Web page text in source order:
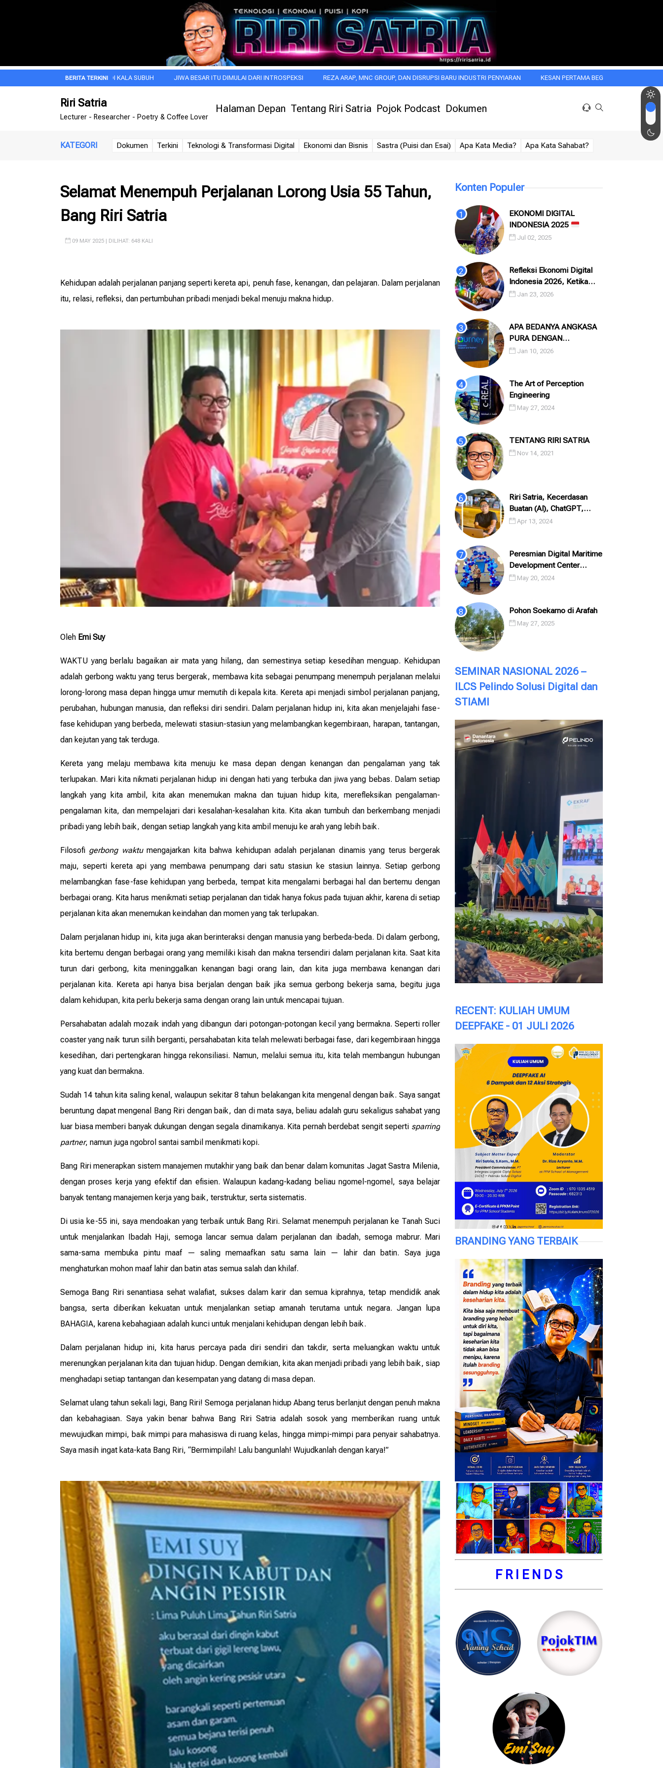
DOA PAGI INI DI KALA SUBUH JIWA BESAR ITU DIMULAI DARI INTROSPEKSI REZA ARAP, MNC GROUP, DAN DISRUPSI BARU INDUSTRI PENYIARAN KESAN PERTAMA BEGITU MENGGODA: WASPADAI HALO
Riri Satria
Lecturer - Researcher - Poetry & Coffee Lover
Halaman Depan Tentang Riri Satria Pojok Podcast Dokumen
KATEGORI Dokumen Terkini Teknologi & Transformasi Digital Ekonomi dan Bisnis Sastra (Puisi dan Esai) Apa Kata Media? Apa Kata Sahabat?
Selamat Menempuh Perjalanan Lorong Usia 55 Tahun,
Bang Riri Satria
09 MAY 2025 | DILIHAT: 648 KALI
Kehidupan adalah perjalanan panjang seperti kereta api, penuh fase, kenangan, dan pelajaran. Dalam perjalanan
itu, relasi, refleksi, dan pertumbuhan pribadi menjadi bekal menuju makna hidup.
Oleh Emi Suy
WAKTU yang berlalu bagaikan air mata yang hilang, dan semestinya setiap kesedihan menguap. Kehidupan
adalah gerbong waktu yang terus bergerak, membawa kita sebagai penumpang menempuh perjalanan melalui
lorong-lorong masa depan hingga umur memutih di kepala kita. Kereta api menjadi simbol perjalanan panjang,
perubahan, hubungan manusia, dan refleksi diri sendiri. Dalam perjalanan hidup ini, kita akan menjelajahi fase-
fase kehidupan yang berbeda, melewati stasiun-stasiun yang melambangkan kegembiraan, harapan, tantangan,
dan kejutan yang tak terduga.
Kereta yang melaju membawa kita menuju ke masa depan dengan kenangan dan pengalaman yang tak
terlupakan. Mari kita nikmati perjalanan hidup ini dengan hati yang terbuka dan jiwa yang bebas. Dalam setiap
langkah yang kita ambil, kita akan menemukan makna dan tujuan hidup kita, merefleksikan pengalaman-
pengalaman kita, dan mempelajari dari kesalahan-kesalahan kita. Kita akan tumbuh dan berkembang menjadi
pribadi yang lebih baik, dengan setiap langkah yang kita ambil menuju ke arah yang lebih baik.
Filosofi gerbong waktumengajarkan kita bahwa kehidupan adalah perjalanan dinamis yang terus bergerak
maju, seperti kereta api yang membawa penumpang dari satu stasiun ke stasiun lainnya. Setiap gerbong
melambangkan fase-fase kehidupan yang berbeda, tempat kita mengalami berbagai hal dan bertemu dengan
berbagai orang. Kita harus menikmati setiap perjalanan dan tidak hanya fokus pada tujuan akhir, karena di setiap
perjalanan kita akan menemukan keindahan dan momen yang tak terlupakan.
Dalam perjalanan hidup ini, kita juga akan berinteraksi dengan manusia yang berbeda-beda. Di dalam gerbong,
kita bertemu dengan berbagai orang yang memiliki kisah dan makna tersendiri dalam perjalanan kita. Saat kita
turun dari gerbong, kita meninggalkan kenangan bagi orang lain, dan kita juga membawa kenangan dari
perjalanan kita. Kereta api hanya bisa berjalan dengan baik jika semua gerbong bekerja sama, begitu juga
dalam kehidupan, kita perlu bekerja sama dengan orang lain untuk mencapai tujuan.
Persahabatan adalah mozaik indah yang dibangun dari potongan-potongan kecil yang bermakna. Seperti roller
coaster yang naik turun silih berganti, persahabatan kita telah melewati berbagai fase, dari kegembiraan hingga
kesedihan, dari pertengkaran hingga rekonsiliasi. Namun, melalui semua itu, kita telah membangun hubungan
yang kuat dan bermakna.
Sudah 14 tahun kita saling kenal, walaupun sekitar 8 tahun belakangan kita mengenal dengan baik. Saya sangat
beruntung dapat mengenal Bang Riri dengan baik, dan di mata saya, beliau adalah guru sekaligus sahabat yang
luar biasa memberi banyak dukungan dengan segala dinamikanya. Kita pernah berdebat sengit seperti sparring
partner, namun juga ngobrol santai sambil menikmati kopi.
Bang Riri menerapkan sistem manajemen mutakhir yang baik dan benar dalam komunitas Jagat Sastra Milenia,
dengan proses kerja yang efektif dan efisien. Walaupun kadang-kadang beliau ngomel-ngomel, saya belajar
banyak tentang manajemen kerja yang baik, terstruktur, serta sistematis.
Di usia ke-55 ini, saya mendoakan yang terbaik untuk Bang Riri. Selamat menempuh perjalanan ke Tanah Suci
untuk menjalankan Ibadah Haji, semoga lancar semua dalam perjalanan dan ibadah, semoga mabrur. Mari
sama-sama membuka pintu maaf — saling memaafkan satu sama lain — lahir dan batin. Saya juga
menghaturkan mohon maaf lahir dan batin atas semua salah dan khilaf.
Semoga Bang Riri senantiasa sehat walafiat, sukses dalam karir dan semua kiprahnya, tetap mendidik anak
bangsa, serta diberikan kekuatan untuk menjalankan setiap amanah terutama untuk negara. Jangan lupa
BAHAGIA, karena kebahagiaan adalah kunci untuk menjalani kehidupan dengan lebih baik.
Dalam perjalanan hidup ini, kita harus percaya pada diri sendiri dan takdir, serta meluangkan waktu untuk
merenungkan perjalanan kita dan tujuan hidup. Dengan demikian, kita akan menjadi pribadi yang lebih baik, siap
menghadapi setiap tantangan dan kesempatan yang datang di masa depan.
Selamat ulang tahun sekali lagi, Bang Riri! Semoga perjalanan hidup Abang terus berlanjut dengan penuh makna
dan kebahagiaan. Saya yakin benar bahwa Bang Riri Satria adalah sosok yang memberikan ruang untuk
mewujudkan mimpi, baik mimpi para mahasiswa di ruang kelas, hingga mimpi-mimpi para penyair sahabatnya.
Saya masih ingat kata-kata Bang Riri, “Bermimpilah! Lalu bangunlah! Wujudkanlah dengan karya!”
Konten Populer
EKONOMI DIGITAL
INDONESIA 2025
Jul 02, 2025
Refleksi Ekonomi Digital
Indonesia 2026, Ketika
Angka, Algoritma, dan
Jan 23, 2026
APA BEDANYA ANGKASA
PURA DENGAN
INJOURNEY?
Jan 10, 2026
The Art of Perception
Engineering
May 27, 2024
TENTANG RIRI SATRIA
Nov 14, 2021
Riri Satria, Kecerdasan
Buatan (AI), ChatGPT,
Prompting, Dan Puisi
Apr 13, 2024
Peresmian Digital Maritime
Development Center
(DMDC) PT. Integrasi
May 20, 2024
Pohon Soekarno di Arafah
May 27, 2025
SEMINAR NASIONAL 2026 –
ILCS Pelindo Solusi Digital dan
STIAMI
RECENT: KULIAH UMUM
DEEPFAKE - 01 JULI 2026
BRANDING YANG TERBAIK
F R I E N D S